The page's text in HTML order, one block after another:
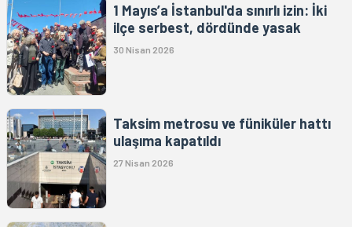
1 Mayıs’a İstanbul'da sınırlı izin: İki
ilçe serbest, dördünde yasak
30 Nisan 2026
Taksim metrosu ve füniküler hattı
ulaşıma kapatıldı
27 Nisan 2026